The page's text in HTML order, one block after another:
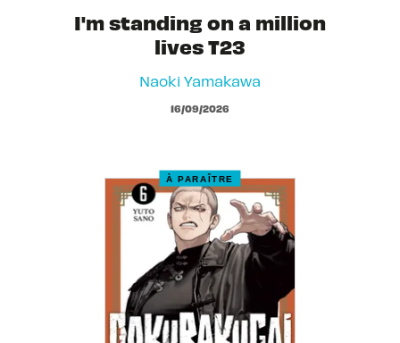
I'm standing on a million
lives T23
Naoki Yamakawa
16/09/2026
À PARAÎTRE